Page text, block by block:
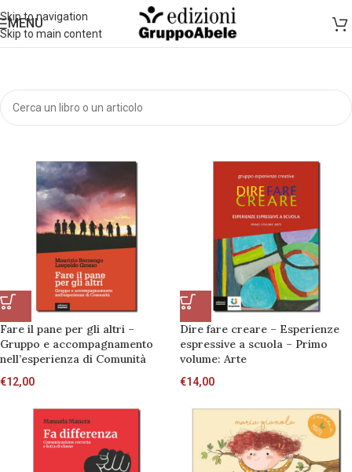
Skip to navigation
Skip to main content
MENU
Fare il pane per gli altri –
Gruppo e accompagnamento
nell’esperienza di Comunità
€12,00
Dire fare creare – Esperienze
espressive a scuola – Primo
volume: Arte
€14,00